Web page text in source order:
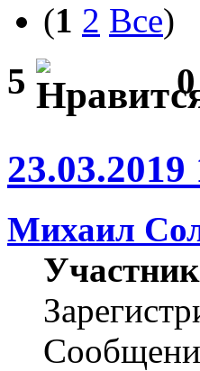
(1 2 Все)
5 0
23.03.2019
Михаил
Участник